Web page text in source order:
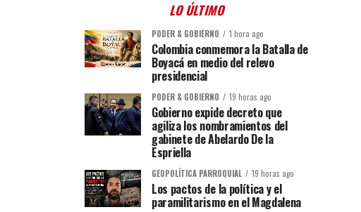
LO ÚLTIMO
PODER & GOBIERNO 1 hora ago
Colombia conmemora la Batalla de
Boyacá en medio del relevo
presidencial
PODER & GOBIERNO 19 horas ago
Gobierno expide decreto que
agiliza los nombramientos del
gabinete de Abelardo De la
Espriella
GEOPOLÍTICA PARROQUIAL 19 horas ago
Los pactos de la política y el
paramilitarismo en el Magdalena